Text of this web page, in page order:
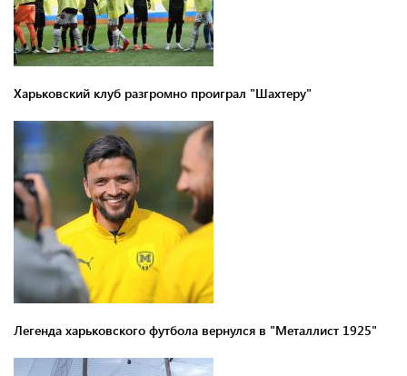
Харьковский клуб разгромно проиграл "Шахтеру"
Легенда харьковского футбола вернулся в "Металлист 1925"